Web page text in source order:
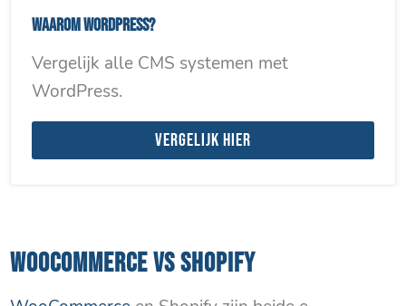
Waarom WordPress?
Vergelijk alle CMS systemen met
WordPress.
Vergelijk hier
WOOCOMMERCE VS SHOPIFY